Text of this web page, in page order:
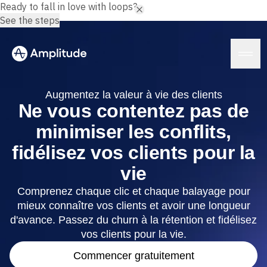
Plateforme
AI Agents
AI Feedback
Amplitude MCP
Agent Analytics
Analyse marketing
Secteur
Services financiers
Ressources
Augmentez la valeur à vie des clients
Ne vous contentez pas de
minimiser les conflits,
fidélisez vos clients pour la
vie
Comprenez chaque clic et chaque balayage pour
mieux connaître vos clients et avoir une longueur
d'avance. Passez du churn à la rétention et fidélisez
vos clients pour la vie.
Commencer gratuitement
Ready to fall in love with loops?
See the steps